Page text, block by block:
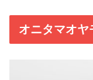
オニタマオ